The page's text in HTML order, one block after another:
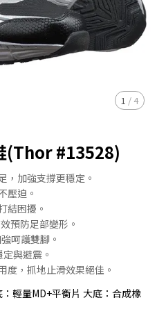
1 / 4
(Thor #13528)
，加強支撐更穩定。
壓迫。
結困擾。
預防足部變形。
呵護雙腳。
與避震。
度，抓地止滑效果絕佳。
輕量MD+平衡片 大底：合成橡